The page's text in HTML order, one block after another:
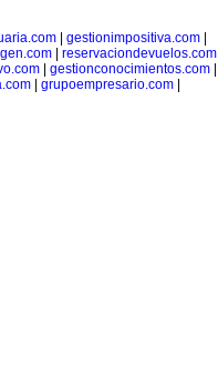
| gestionimpositiva.com|
| reservaciondevuelos.com|
| gestionconocimientos.com|
| grupoempresario.com|